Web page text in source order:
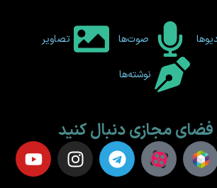
صوت‌ها تصاویر
نوشته‌ها
فضای مجازی دنبال کنید